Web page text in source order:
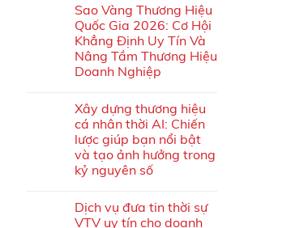
Sao Vàng Thương Hiệu
Quốc Gia 2026: Cơ Hội
Khẳng Định Uy Tín Và
Nâng Tầm Thương Hiệu
Doanh Nghiệp
Xây dựng thương hiệu
cá nhân thời AI: Chiến
lược giúp bạn nổi bật
và tạo ảnh hưởng trong
kỷ nguyên số
Dịch vụ đưa tin thời sự
VTV uy tín cho doanh